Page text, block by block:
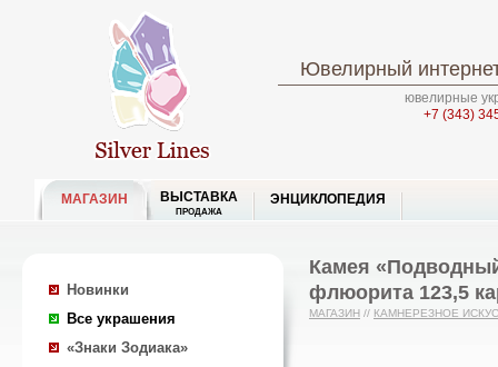
Ювелирный
ювелирные
+7 (343)
МАГАЗИН ВЫСТАВКА
ПРОДАЖА
ЭНЦИКЛОПЕДИЯ
Новинки
Все украшения
«Знаки Зодиака»
Камея
флюорита 123,5
МАГАЗИН // КАМНЕРЕЗНОЕ